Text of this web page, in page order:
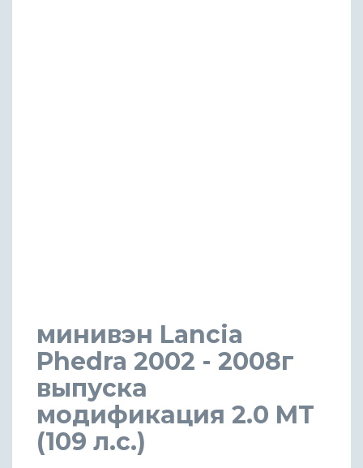
минивэн Lancia
Phedra 2002 - 2008г
выпуска
модификация 2.0 MT
(109 л.с.)